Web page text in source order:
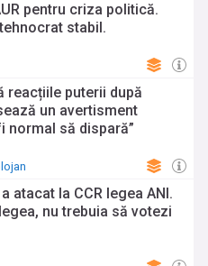
pentru criza politică.
stabil.
reacțiile puterii după
un avertisment
normal să dispară”
atacat la CCR legea ANI.
nu trebuia să votezi